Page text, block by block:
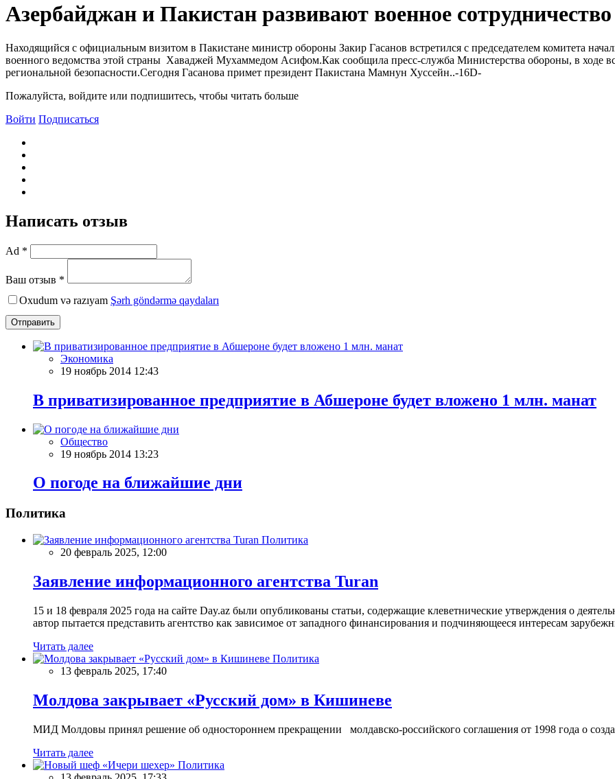
Азербайджан и Пакистан развивают военное сотрудничество
Находящийся с официальным визитом в Пакистане министр обороны Закир Гасанов встретился с председателем комитета
военного ведомства этой страны Хаваджей Мухаммедом Асифом.Как сообщила пресс-служба Министерства обороны, в ходе
региональной безопасности.Сегодня Гасанова примет президент Пакистана Мамнун Хуссейн..-16D-
Пожалуйста, войдите или подпишитесь, чтобы читать больше
Войти Подписаться
Написать отзыв
Ad *
Ваш отзыв *
Oxudum və razıyam Şərh göndərmə qaydaları
Отправить
Экономика
19 ноябрь 2014 12:43
В приватизированное предприятие в Абшероне будет вложено 1 млн. манат
Общество
19 ноябрь 2014 13:23
О погоде на ближайшие дни
Политика
Политика
20 февраль 2025, 12:00
Заявление информационного агентства Turan
15 и 18 февраля 2025 года на сайте Day.az были опубликованы статьи, содержащие клеветнические утверждения о
автор пытается представить агентство как зависимое от западного финансирования и подчиняющееся интересам
Читать далее
Политика
13 февраль 2025, 17:40
Молдова закрывает «Русский дом» в Кишиневе
МИД Молдовы принял решение об одностороннем прекращении молдавско-российского соглашения от 1998 года о
Читать далее
Политика